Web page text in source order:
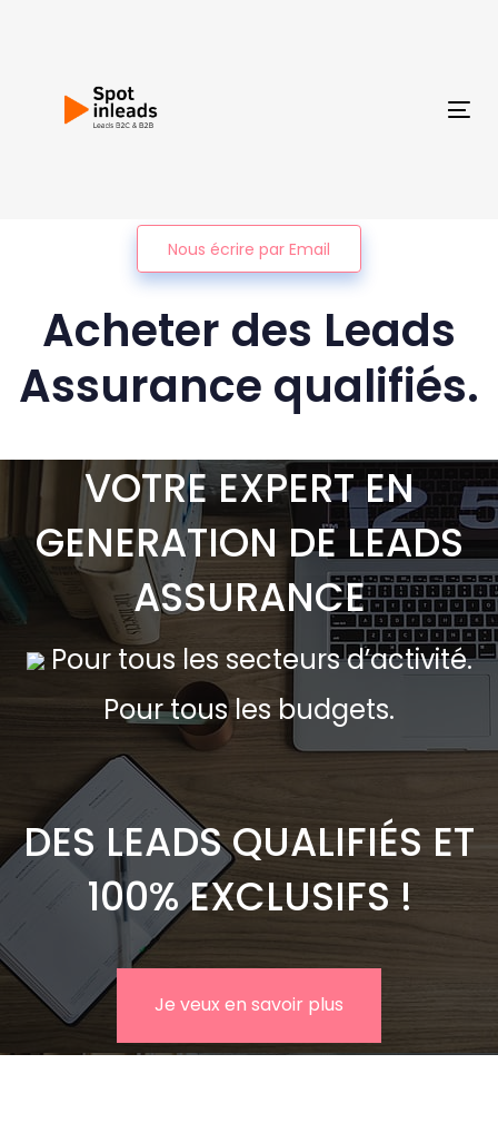
navigation
Nous écrire par Email
Acheter des Leads
Assurance qualifiés.
VOTRE EXPERT EN
GENERATION DE LEADS
ASSURANCE
Pour tous les secteurs d’activité.
Pour tous les budgets.
DES LEADS QUALIFIÉS ET
100% EXCLUSIFS !
Je veux en savoir plus